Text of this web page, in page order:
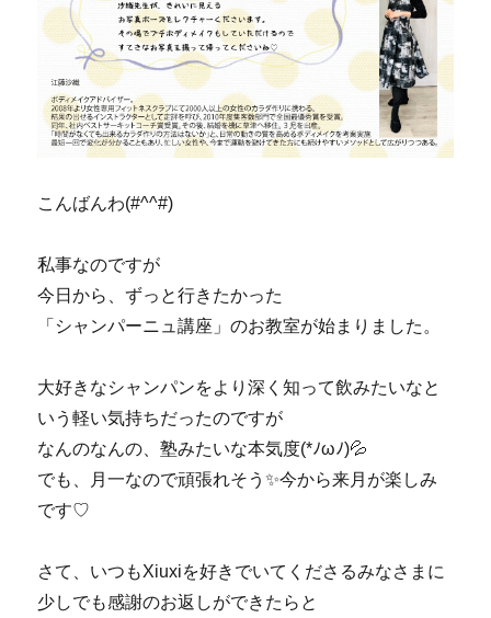
こんばんわ(#^^#)
私事なのですが
今日から、ずっと行きたかった
「シャンパーニュ講座」のお教室が始まりました。
大好きなシャンパンをより深く知って飲みたいなと
いう軽い気持ちだったのですが
なんのなんの、塾みたいな本気度(*ﾉωﾉ)💦
でも、月一なので頑張れそう✨今から来月が楽しみ
です♡
さて、いつもXiuxiを好きでいてくださるみなさまに
少しでも感謝のお返しができたらと